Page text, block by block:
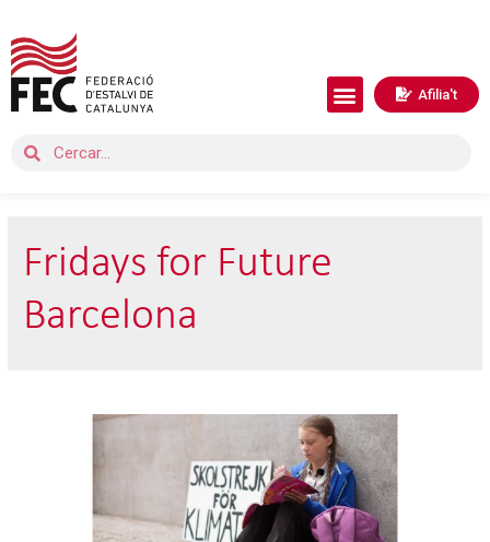
Afilia't
Fridays for Future
Barcelona